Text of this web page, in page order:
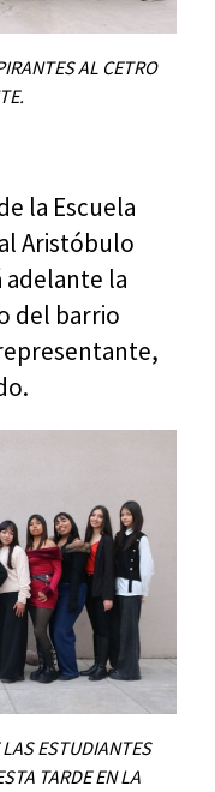
AL CETRO
la Escuela
Aristóbulo
adelante la
del barrio
ESTUDIANTES
TARDE EN LA